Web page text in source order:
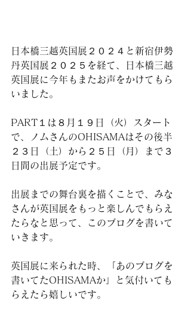
日本橋三越英国展２０２４と新宿伊勢
丹英国展２０２５を経て、日本橋三越
英国展に今年もまたお声をかけてもら
いました。
PART１は８月１９日（火）スタート
で、ノムさんのOHISAMAはその後半
２３日（土）から２５日（月）まで３
日間の出展予定です。
出展までの舞台裏を描くことで、みな
さんが英国展をもっと楽しんでもらえ
たらなと思って、このブログを書いて
いきます。
英国展に来られた時、「あのブログを
書いてたOHISAMAか」と気付いても
らえたら嬉しいです。